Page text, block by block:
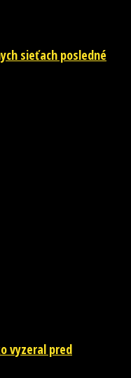
sieťach posledné
vyzeral pred